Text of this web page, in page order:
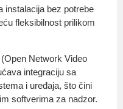
instalacija bez potrebe
fleksibilnost prilikom
Network Video
integraciju sa
i uređaja, što čini
softverima za nadzor.
i odredbe